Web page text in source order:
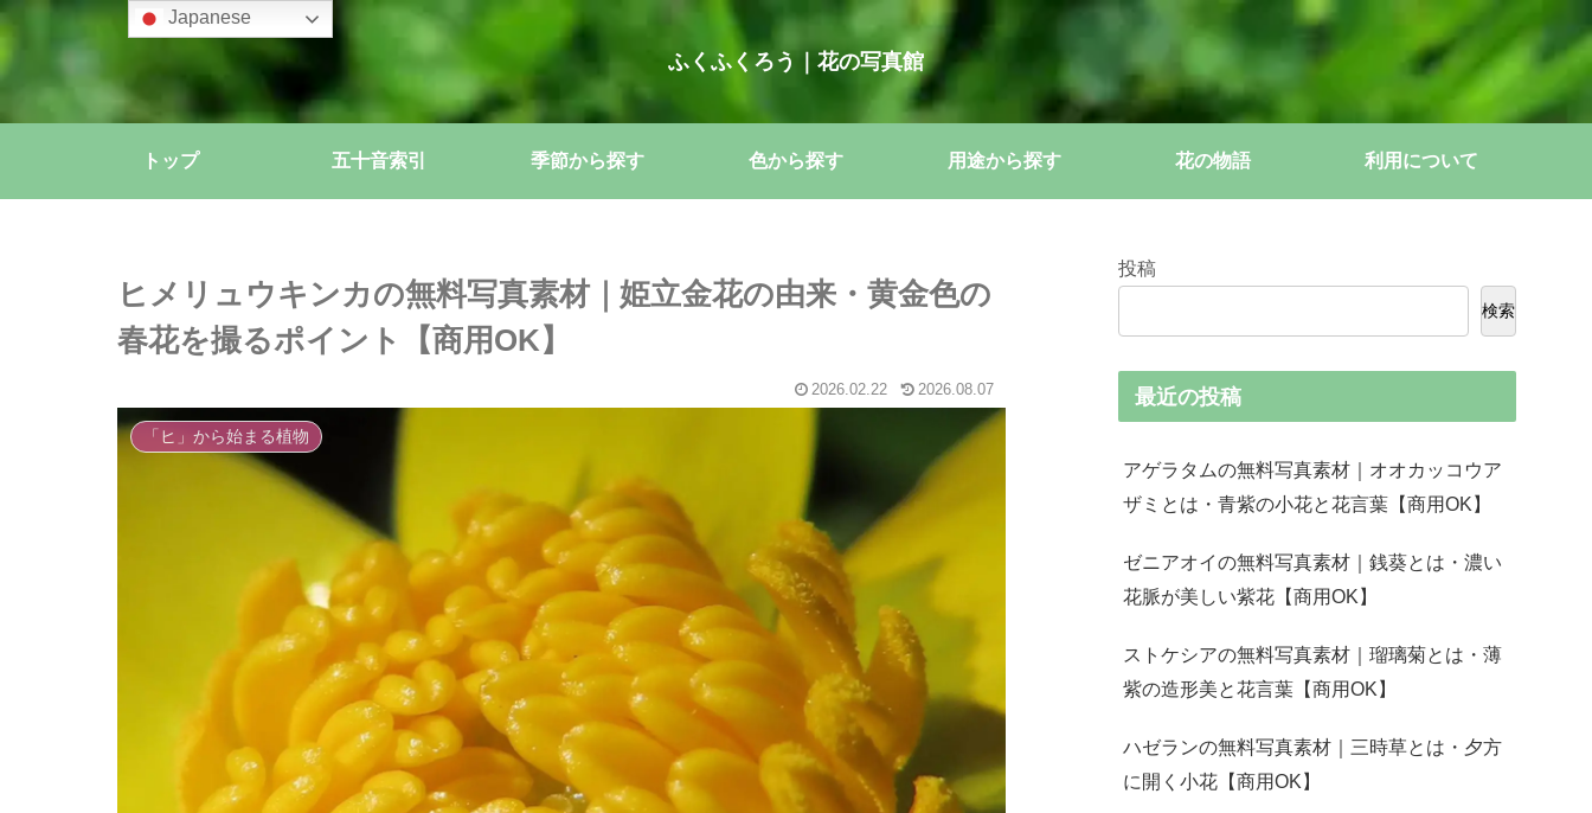
ふくふくろう｜花の写真館
トップ 五十音索引 季節から探す 色から探す 用途から探す 花の物語 利用について
ヒメリュウキンカの無料写真素材｜姫立金花の由来・黄金色の
春花を撮るポイント【商用OK】
2026.02.22 2026.08.07
「ヒ」から始まる植物
投稿
検索
最近の投稿
アゲラタムの無料写真素材｜オオカッコウア
ザミとは・青紫の小花と花言葉【商用OK】
ゼニアオイの無料写真素材｜銭葵とは・濃い
花脈が美しい紫花【商用OK】
ストケシアの無料写真素材｜瑠璃菊とは・薄
紫の造形美と花言葉【商用OK】
ハゼランの無料写真素材｜三時草とは・夕方
に開く小花【商用OK】
Japanese